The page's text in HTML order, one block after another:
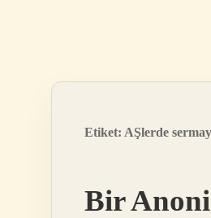
Etiket: AŞlerde
Bir